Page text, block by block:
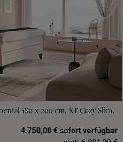
180 x 200 cm, KT Cozy Slim,
4.750,00 € sofort verfügbar